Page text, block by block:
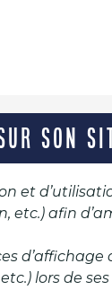
SON
et
afin
lors de